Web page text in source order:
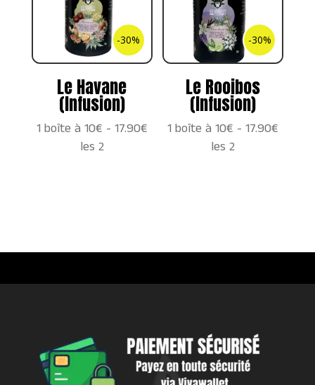
-30%
Le Havane
(Infusion)
1 boîte à 10€ - 17.90€
les 2
-30%
Le Rooibos
(Infusion)
1 boîte à 10€ - 17.90€
les 2